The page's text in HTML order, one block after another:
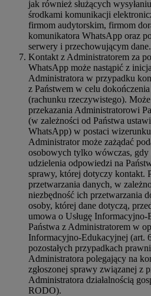
jak również służących
środkami komunikacji
firmom audytorskim, firmom
komunikatora WhatsApp oraz
serwery i przechowującym dane.
Kontakt z Administratorem za
WhatsApp może nastąpić z
Administratora w przypadku
z Państwem w celu
(rachunku rzeczywistego).
przekazania Administratorowi
(w zależności od Państwa
WhatsApp) w postaci
Administrator może zażądać
osobowych tylko wówczas, gdy
udzielenia odpowiedzi na
sprawy, której dotyczy kontakt.
przetwarzania danych, w
niezbędność ich przetwarzania
osoby, której dane dotyczą,
umowa o Usługę
Państwa z Administratorem w
Informacyjno-Edukacyjnej (art.
pozostałych przypadkach
Administratora polegający na
zgłoszonej sprawy związanej z
Administratora działalnością
RODO).